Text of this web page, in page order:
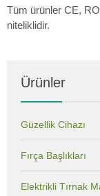
Tüm ürünler CE,
niteliklidir.
Ürünler
Güzellik Cihazı
Fırça Başlıkları
Elektrikli Tırnak